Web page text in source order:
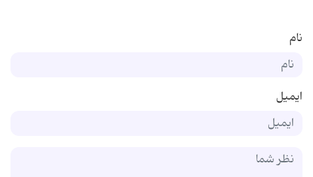
نام
ایمیل